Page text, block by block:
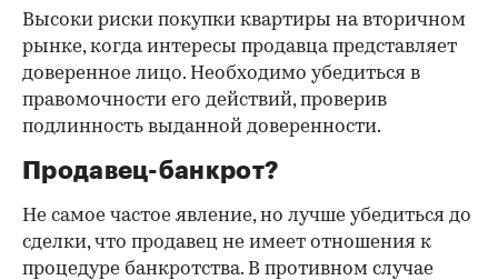
Высоки риски покупки квартиры на вторичном
рынке, когда интересы продавца представляет
доверенное лицо. Необходимо убедиться в
правомочности его действий, проверив
подлинность выданной доверенности.
Продавец-банкрот?
Не самое частое явление, но лучше убедиться до
сделки, что продавец не имеет отношения к
процедуре банкротства. В противном случае